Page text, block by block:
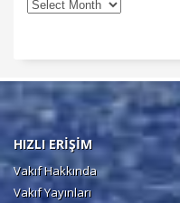
HIZLI ERİŞİM
Vakıf Hakkında
Vakıf Yayınları